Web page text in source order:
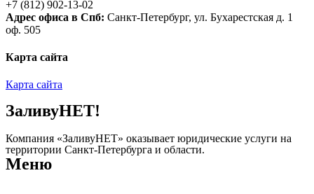
+7 (812) 902-13-02
Адрес офиса в Спб: Санкт-Петербург, ул. Бухарестская д. 1
оф. 505
Карта сайта
Карта сайта
ЗаливуНЕТ!
Компания «ЗаливуНЕТ» оказывает юридические услуги на
территории Санкт-Петербурга и области.
Меню